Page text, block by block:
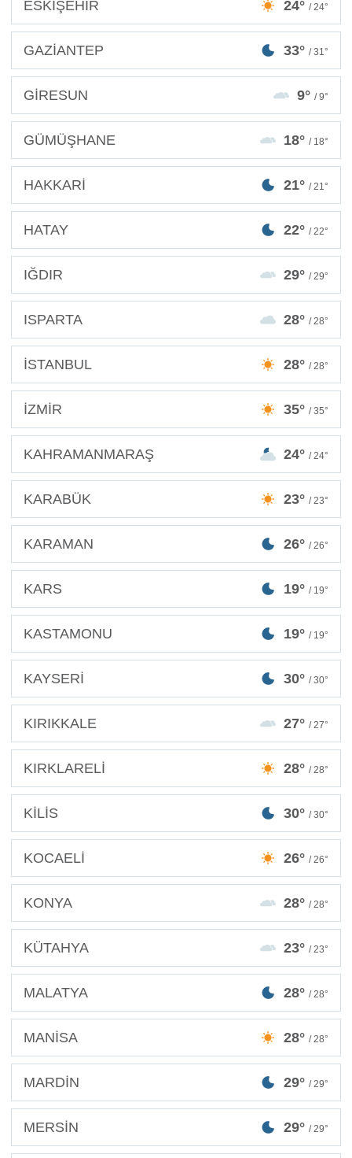
ESKİŞEHİR 24° / 24°
GAZİANTEP 33° / 31°
GİRESUN 9° / 9°
GÜMÜŞHANE 18° / 18°
HAKKARİ 21° / 21°
HATAY 22° / 22°
IĞDIR 29° / 29°
ISPARTA 28° / 28°
İSTANBUL 28° / 28°
İZMİR 35° / 35°
KAHRAMANMARAŞ 24° / 24°
KARABÜK 23° / 23°
KARAMAN 26° / 26°
KARS 19° / 19°
KASTAMONU 19° / 19°
KAYSERİ 30° / 30°
KIRIKKALE 27° / 27°
KIRKLARELİ 28° / 28°
KİLİS 30° / 30°
KOCAELİ 26° / 26°
KONYA 28° / 28°
KÜTAHYA 23° / 23°
MALATYA 28° / 28°
MANİSA 28° / 28°
MARDİN 29° / 29°
MERSİN 29° / 29°